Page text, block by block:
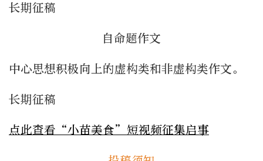
长期征稿
自命题作文
中心思想积极向上的虚构类和非虚构类作文。
长期征稿
点此查看“小苗美食”短视频征集启事